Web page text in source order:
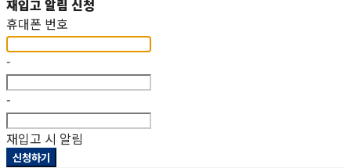
재입고 알림 신청
휴대폰 번호
-
-
재입고 시 알림
신청하기